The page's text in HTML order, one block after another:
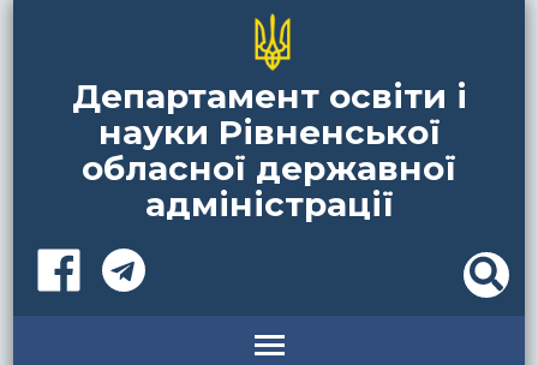
Департамент освіти і
науки Рівненської
обласної державної
адміністрації